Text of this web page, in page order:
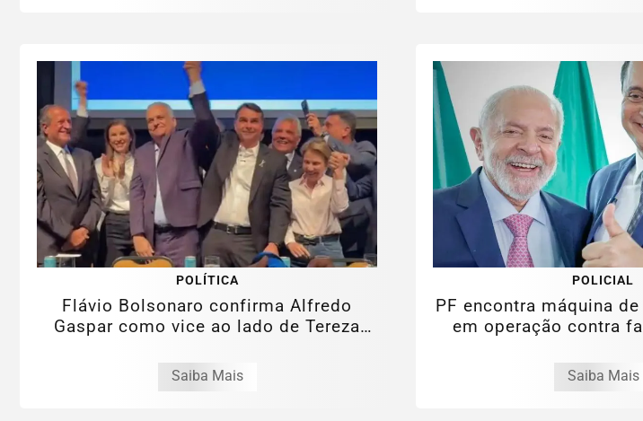
POLÍTICA
Flávio Bolsonaro confirma Alfredo
Gaspar como vice ao lado de Tereza
Saiba Mais
POLICIAL
PF encontra máquina
em operação contra
Saiba Mais